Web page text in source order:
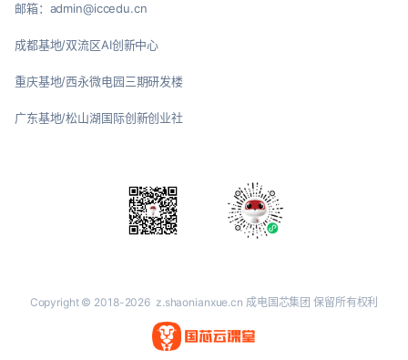
邮箱：admin@iccedu.cn
成都基地/双流区AI创新中心
重庆基地/西永微电园三期研发楼
广东基地/松山湖国际创新创业社
Copyright © 2018-2026 z.shaonianxue.cn 成电国芯集团 保留所有权利